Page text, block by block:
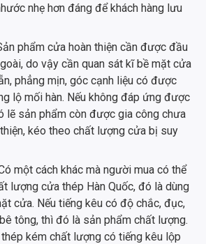
nhẹ hơn đáng để khách hàng lưu
phẩm cửa hoàn thiện cần được đầu
do vậy cần quan sát kĩ bề mặt cửa
phẳng mịn, góc cạnh liệu có được
lộ mối hàn. Nếu không đáp ứng được
lẽ sản phẩm còn được gia công chưa
kéo theo chất lượng cửa bị suy
một cách khác mà người mua có thể
lượng cửa thép Hàn Quốc, đó là dùng
cửa. Nếu tiếng kêu có độ chắc, đục,
tông, thì đó là sản phẩm chất lượng.
kém chất lượng có tiếng kêu lộp